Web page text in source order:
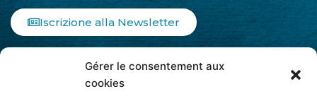
Gérer le consentement aux
cookies
Iscrizione alla Newsletter
i
n